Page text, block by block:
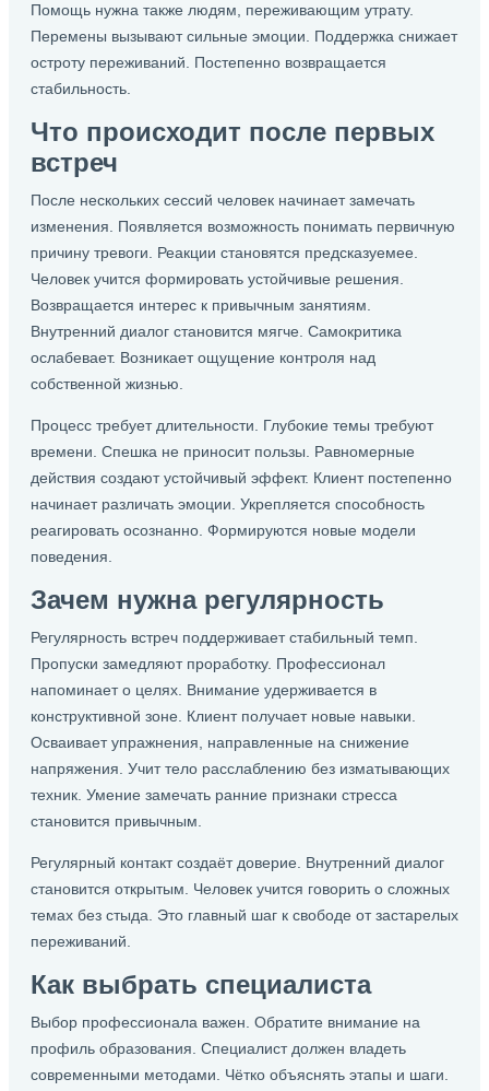
Помощь нужна также людям, переживающим утрату.
Перемены вызывают сильные эмоции. Поддержка снижает
остроту переживаний. Постепенно возвращается
стабильность.
Что происходит после первых
встреч
После нескольких сессий человек начинает замечать
изменения. Появляется возможность понимать первичную
причину тревоги. Реакции становятся предсказуемее.
Человек учится формировать устойчивые решения.
Возвращается интерес к привычным занятиям.
Внутренний диалог становится мягче. Самокритика
ослабевает. Возникает ощущение контроля над
собственной жизнью.
Процесс требует длительности. Глубокие темы требуют
времени. Спешка не приносит пользы. Равномерные
действия создают устойчивый эффект. Клиент постепенно
начинает различать эмоции. Укрепляется способность
реагировать осознанно. Формируются новые модели
поведения.
Зачем нужна регулярность
Регулярность встреч поддерживает стабильный темп.
Пропуски замедляют проработку. Профессионал
напоминает о целях. Внимание удерживается в
конструктивной зоне. Клиент получает новые навыки.
Осваивает упражнения, направленные на снижение
напряжения. Учит тело расслаблению без изматывающих
техник. Умение замечать ранние признаки стресса
становится привычным.
Регулярный контакт создаёт доверие. Внутренний диалог
становится открытым. Человек учится говорить о сложных
темах без стыда. Это главный шаг к свободе от застарелых
переживаний.
Как выбрать специалиста
Выбор профессионала важен. Обратите внимание на
профиль образования. Специалист должен владеть
современными методами. Чётко объяснять этапы и шаги.